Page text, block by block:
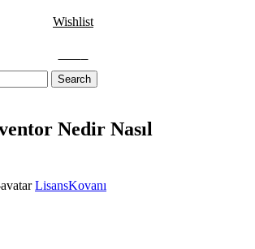
Wishlist
Search
Nedir Nasıl
LisansKovanı